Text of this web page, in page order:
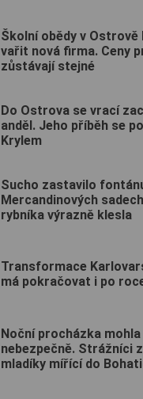
Školní obědy v Ostrově
vařit nová firma. Ceny
zůstávají stejné
Do Ostrova se vrací
anděl. Jeho příběh se
Krylem
Sucho zastavilo
Mercandinových
rybníka výrazně klesla
Transformace
má pokračovat i po
Noční procházka
nebezpečně. Strážníci
mladíky mířící do